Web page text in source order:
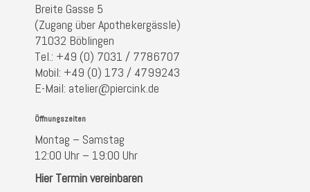
Breite Gasse 5
(Zugang über Apothekergässle)
71032 Böblingen
Tel.: +49 (0) 7031 / 7786707
Mobil: +49 (0) 173 / 4799243
E-Mail: atelier@piercink.de
Öffnungszeiten
Montag – Samstag
12:00 Uhr – 19:00 Uhr
Hier Termin vereinbaren